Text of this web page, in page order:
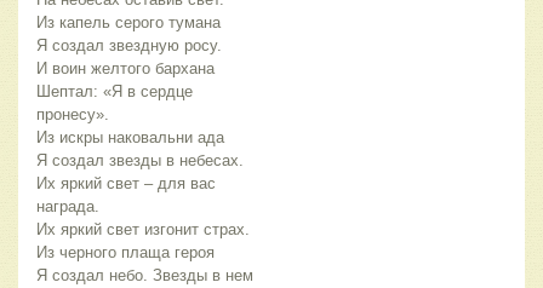
Из капель серого тумана
Я создал звездную росу.
И воин желтого бархана
Шептал: «Я в сердце
пронесу».
Из искры наковальни ада
Я создал звезды в небесах.
Их яркий свет – для вас
награда.
Их яркий свет изгонит страх.
Из черного плаща героя
Я создал небо. Звезды в нем